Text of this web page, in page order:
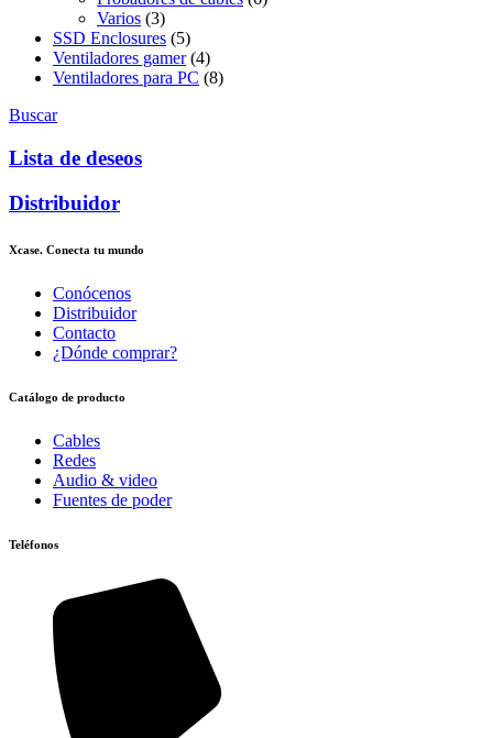
Varios (3)
SSD Enclosures (5)
Ventiladores gamer (4)
Ventiladores para PC (8)
Buscar
Lista de deseos
Distribuidor
Xcase. Conecta tu mundo
Conócenos
Distribuidor
Contacto
¿Dónde comprar?
Catálogo de producto
Cables
Redes
Audio & video
Fuentes de poder
Teléfonos